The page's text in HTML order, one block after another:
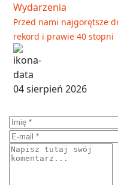
Wydarzenia
Przed nami najgorętsze
rekord i prawie 40 stopni
04 sierpień 2026